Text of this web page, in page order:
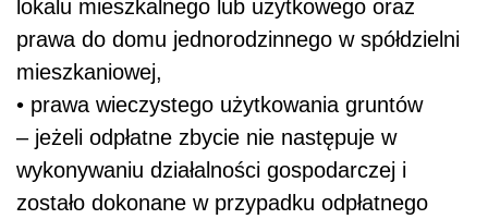
lokalu mieszkalnego lub użytkowego oraz
prawa do domu jednorodzinnego w spółdzielni
mieszkaniowej,
• prawa wieczystego użytkowania gruntów
– jeżeli odpłatne zbycie nie następuje w
wykonywaniu działalności gospodarczej i
zostało dokonane w przypadku odpłatnego